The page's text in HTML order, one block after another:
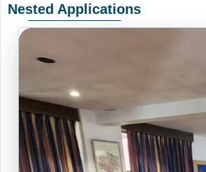
Nested Applications